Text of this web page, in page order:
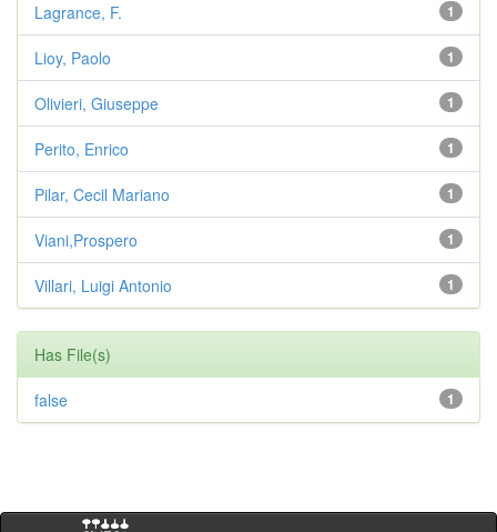
1
Lagrance, F.
1
Lioy, Paolo
1
Olivieri, Giuseppe
1
Perito, Enrico
1
Pilar, Cecil Mariano
1
Viani,Prospero
1
Villari, Luigi Antonio
Has File(s)
1
false